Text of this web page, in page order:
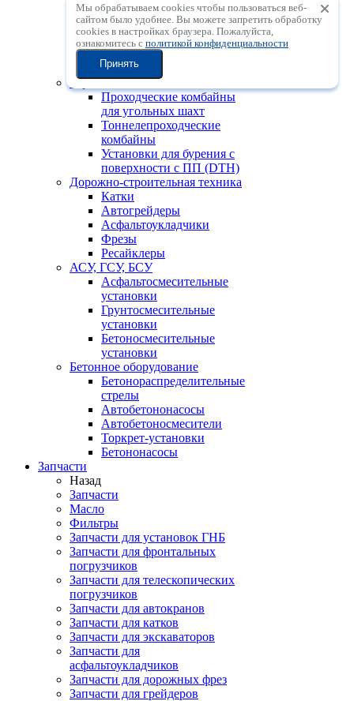
центробежные
дробильные установки с
вертикальным валом
Мобильные
сортировочные установки
Горно-шахтная техника
Проходческие комбайны
для угольных шахт
Тоннелепроходческие
комбайны
Установки для бурения с
поверхности с ПП (DTH)
Дорожно-строительная техника
Катки
Автогрейдеры
Асфальтоукладчики
Фрезы
Ресайклеры
АСУ, ГСУ, БСУ
Асфальтосмесительные
установки
Грунтосмесительные
установки
Бетоносмесительные
установки
Бетонное оборудование
Бетонораспределительные
стрелы
Автобетононасосы
Автобетоносмесители
Торкрет-установки
Бетононасосы
Запчасти
Назад
Запчасти
Масло
Фильтры
Запчасти для установок ГНБ
Запчасти для фронтальных
погрузчиков
Запчасти для телескопических
погрузчиков
Запчасти для автокранов
Запчасти для катков
Запчасти для экскаваторов
Запчасти для
асфальтоукладчиков
Запчасти для дорожных фрез
Запчасти для грейдеров
Мы обрабатываем cookies чтобы пользоваться веб-
сайтом было удобнее. Вы можете запретить обработку
сookies в настройках браузера. Пожалуйста,
ознакомитесь с политикой конфиденциальности
Принять